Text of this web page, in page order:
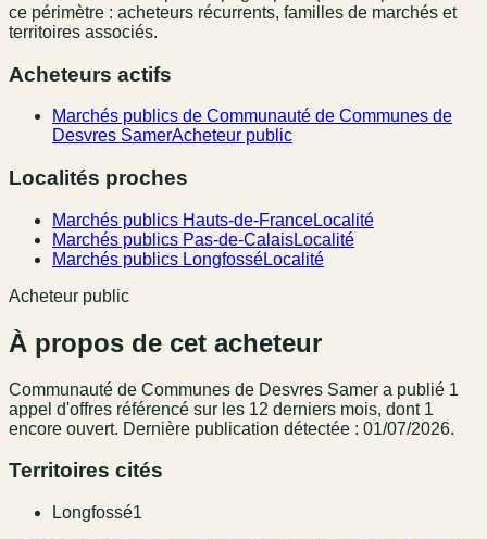
ce périmètre : acheteurs récurrents, familles de marchés et
territoires associés.
Acheteurs actifs
Marchés publics de Communauté de Communes de
Desvres SamerAcheteur public
Localités proches
Marchés publics Hauts-de-FranceLocalité
Marchés publics Pas-de-CalaisLocalité
Marchés publics LongfosséLocalité
Acheteur public
À propos de cet acheteur
Communauté de Communes de Desvres Samer a publié 1
appel d'offres référencé sur les 12 derniers mois, dont 1
encore ouvert. Dernière publication détectée : 01/07/2026.
Territoires cités
Longfossé1